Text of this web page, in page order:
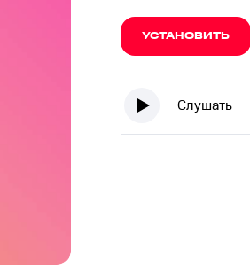
УСТАНОВИТЬ
Слушать